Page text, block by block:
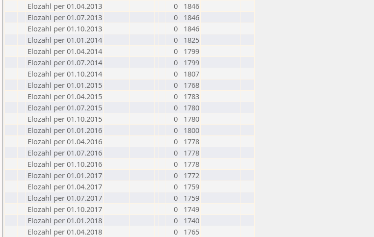
Elozahl per 01.04.2013
0
1846
Elozahl per 01.07.2013
0
1846
Elozahl per 01.10.2013
0
1846
Elozahl per 01.01.2014
0
1825
Elozahl per 01.04.2014
0
1799
Elozahl per 01.07.2014
0
1799
Elozahl per 01.10.2014
0
1807
Elozahl per 01.01.2015
0
1768
Elozahl per 01.04.2015
0
1783
Elozahl per 01.07.2015
0
1780
Elozahl per 01.10.2015
0
1780
Elozahl per 01.01.2016
0
1800
Elozahl per 01.04.2016
0
1778
Elozahl per 01.07.2016
0
1778
Elozahl per 01.10.2016
0
1778
Elozahl per 01.01.2017
0
1772
Elozahl per 01.04.2017
0
1759
Elozahl per 01.07.2017
0
1759
Elozahl per 01.10.2017
0
1749
Elozahl per 01.01.2018
0
1740
Elozahl per 01.04.2018
0
1765